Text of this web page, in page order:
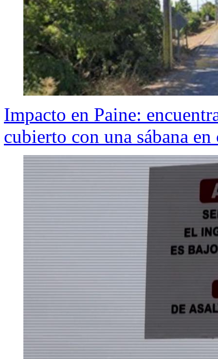
Impacto en Paine:
cubierto con una sábana